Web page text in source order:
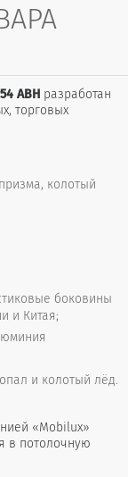
АВНразработан
торговых
колотый
боковины
и Китая;
и колотый лёд.
«Mobilux»
в потолочную